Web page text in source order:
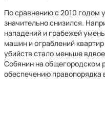
По сравнению с 2010 годом
значительно снизился.
нападений и грабежей
машин и ограблений
убийств стало меньше
Собянин на общегородском
обеспечению правопорядка